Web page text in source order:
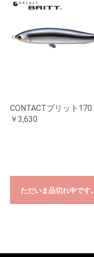
CONTACTブリット170
￥3,630
ただいま品切れ中です。